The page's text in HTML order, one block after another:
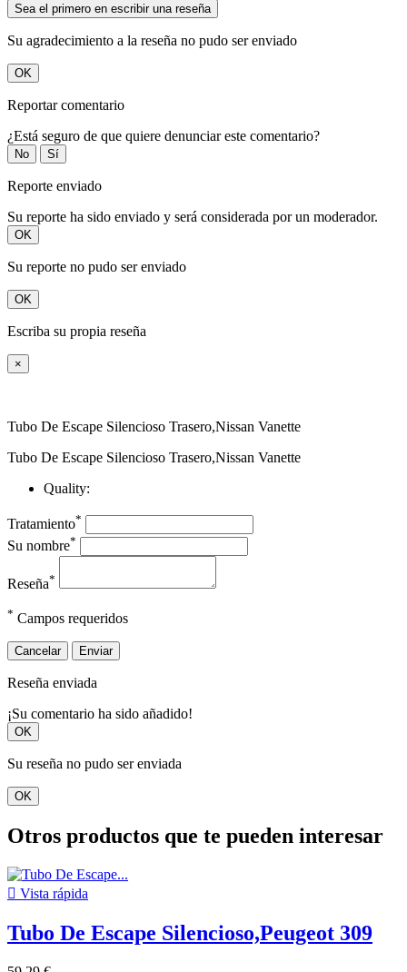
Sea el primero en escribir una reseña
Su agradecimiento a la reseña no pudo ser enviado
OK
Reportar comentario
¿Está seguro de que quiere denunciar este comentario?
No Sí
Reporte enviado
Su reporte ha sido enviado y será considerada por un moderador.
OK
Su reporte no pudo ser enviado
OK
Escriba su propia reseña
×
Tubo De Escape Silencioso Trasero,Nissan Vanette
Tubo De Escape Silencioso Trasero,Nissan Vanette
Quality:
Tratamiento*
Su nombre*
Reseña*
* Campos requeridos
Cancelar Enviar
Reseña enviada
¡Su comentario ha sido añadido!
OK
Su reseña no pudo ser enviada
OK
Otros productos que te pueden interesar
 Vista rápida
Tubo De Escape Silencioso,Peugeot 309